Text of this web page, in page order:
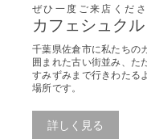
ぜひ一度ご来店くだ
カフェシュクル
千葉県佐倉市に私たちの
囲まれた古い街並み、た
すみずみまで行きわたる
場所です。
詳しく見る